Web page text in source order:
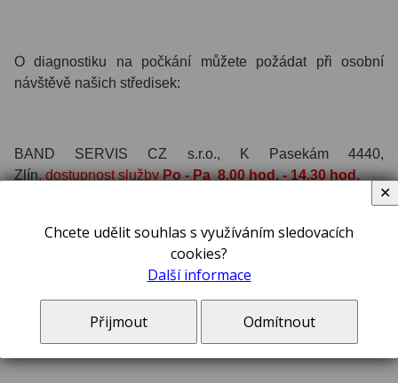
O diagnostiku na počkání můžete požádat při osobní
návštěvě našich středisek:
BAND SERVIS CZ s.r.o., K Pasekám 4440,
Zlín,dostupnost službyPo - Pa 8.00 hod. - 14.30 hod.
BAND SERVIS CZ s.r.o., Klášerského 2, Praha 4 -
Modřany,dostupnost službyPo - Út 8.00 hod. - 14.00
Chcete udělit souhlas s využíváním sledovacích
cookies?
Další informace
Přijmout Odmítnout
✕